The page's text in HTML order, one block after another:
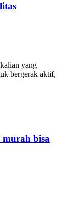
yang
bergerak aktif,
murah bisa